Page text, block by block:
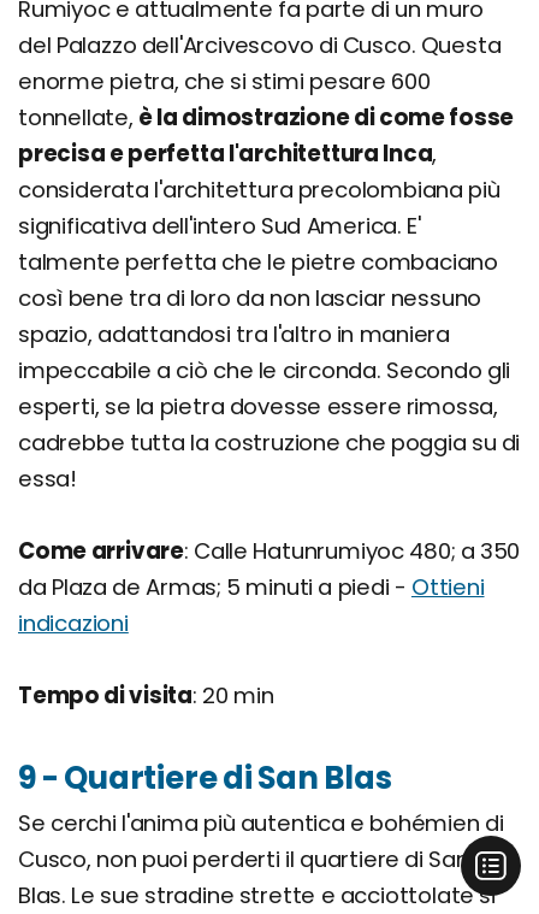
Rumiyoc e attualmente fa parte di un muro
del Palazzo dell'Arcivescovo di Cusco. Questa
enorme pietra, che si stimi pesare 600
tonnellate, è la dimostrazione di come fosse
precisa e perfetta l'architettura Inca,
considerata l'architettura precolombiana più
significativa dell'intero Sud America. E'
talmente perfetta che le pietre combaciano
così bene tra di loro da non lasciar nessuno
spazio, adattandosi tra l'altro in maniera
impeccabile a ciò che le circonda. Secondo gli
esperti, se la pietra dovesse essere rimossa,
cadrebbe tutta la costruzione che poggia su di
essa!
Come arrivare: Calle Hatunrumiyoc 480; a 350
da Plaza de Armas; 5 minuti a piedi - Ottieni
indicazioni
Tempo di visita: 20 min
9 - Quartiere di San Blas
Se cerchi l'anima più autentica e bohémien di
Cusco, non puoi perderti il quartiere di San
Blas. Le sue stradine strette e acciottolate si